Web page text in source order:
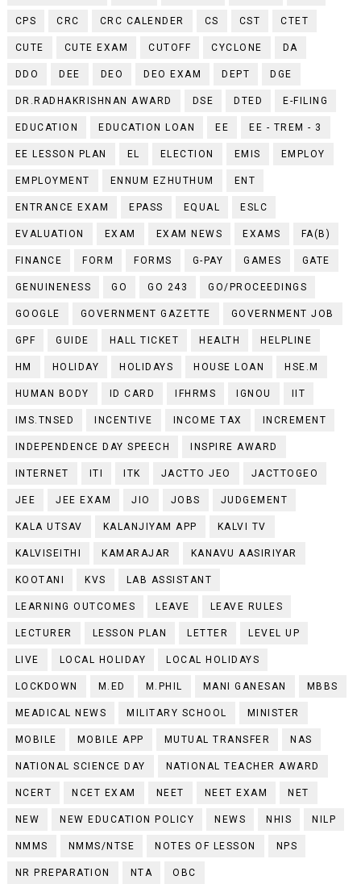
CPS CRC CRC CALENDER CS CST CTET
CUTE CUTE EXAM CUTOFF CYCLONE DA
DDO DEE DEO DEO EXAM DEPT DGE
DR.RADHAKRISHNAN AWARD DSE DTED E-FILING
EDUCATION EDUCATION LOAN EE EE - TREM - 3
EE LESSON PLAN EL ELECTION EMIS EMPLOY
EMPLOYMENT ENNUM EZHUTHUM ENT
ENTRANCE EXAM EPASS EQUAL ESLC
EVALUATION EXAM EXAM NEWS EXAMS FA(B)
FINANCE FORM FORMS G-PAY GAMES GATE
GENUINENESS GO GO 243 GO/PROCEEDINGS
GOOGLE GOVERNMENT GAZETTE GOVERNMENT JOB
GPF GUIDE HALL TICKET HEALTH HELPLINE
HM HOLIDAY HOLIDAYS HOUSE LOAN HSE.M
HUMAN BODY ID CARD IFHRMS IGNOU IIT
IMS.TNSED INCENTIVE INCOME TAX INCREMENT
INDEPENDENCE DAY SPEECH INSPIRE AWARD
INTERNET ITI ITK JACTTO JEO JACTTOGEO
JEE JEE EXAM JIO JOBS JUDGEMENT
KALA UTSAV KALANJIYAM APP KALVI TV
KALVISEITHI KAMARAJAR KANAVU AASIRIYAR
KOOTANI KVS LAB ASSISTANT
LEARNING OUTCOMES LEAVE LEAVE RULES
LECTURER LESSON PLAN LETTER LEVEL UP
LIVE LOCAL HOLIDAY LOCAL HOLIDAYS
LOCKDOWN M.ED M.PHIL MANI GANESAN MBBS
MEADICAL NEWS MILITARY SCHOOL MINISTER
MOBILE MOBILE APP MUTUAL TRANSFER NAS
NATIONAL SCIENCE DAY NATIONAL TEACHER AWARD
NCERT NCET EXAM NEET NEET EXAM NET
NEW NEW EDUCATION POLICY NEWS NHIS NILP
NMMS NMMS/NTSE NOTES OF LESSON NPS
NR PREPARATION NTA OBC